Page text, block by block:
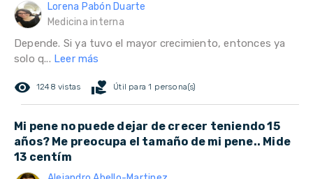
Lorena Pabón Duarte
Medicina interna
Depende. Si ya tuvo el mayor crecimiento, entonces ya
solo q... Leer más
remove_red_eye 1248 vistas volunteer_activism Útil para 1 persona(s)
Mi pene no puede dejar de crecer teniendo 15
años? Me preocupa el tamaño de mi pene.. Mide
13 centím